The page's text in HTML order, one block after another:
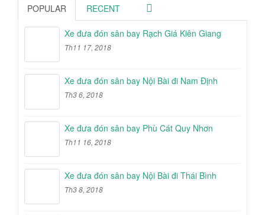
POPULAR RECENT
Xe đưa đón sân bay Rạch Giá Kiên Giang
Th11 17, 2018
Xe đưa đón sân bay Nội Bài đi Nam Định
Th3 6, 2018
Xe đưa đón sân bay Phù Cát Quy Nhơn
Th11 16, 2018
Xe đưa đón sân bay Nội Bài đi Thái Bình
Th3 8, 2018